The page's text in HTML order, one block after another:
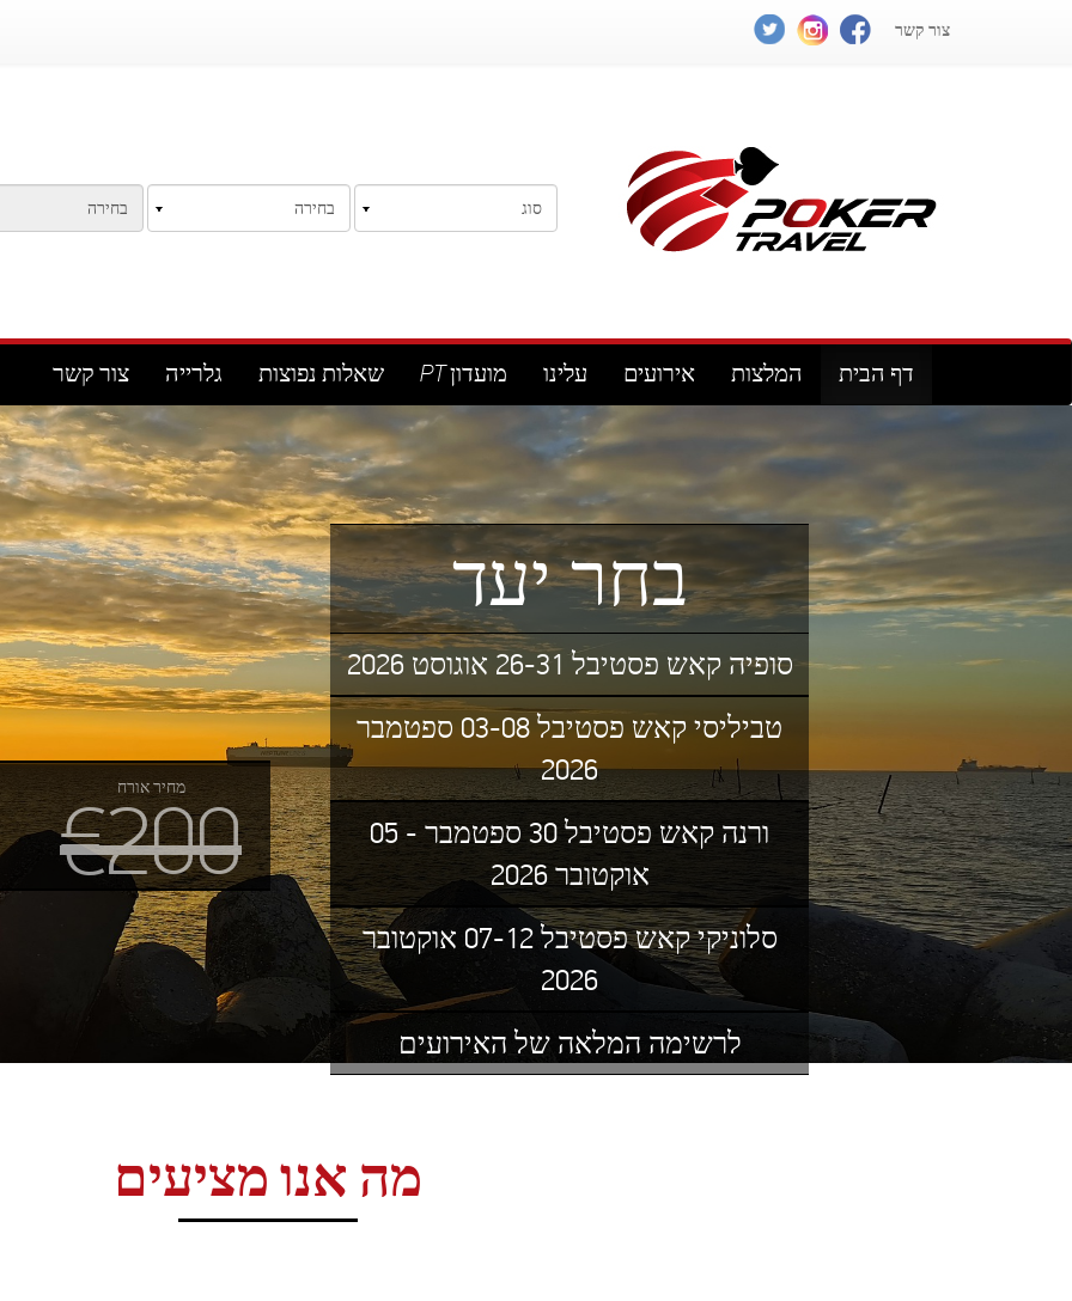
צור קשר
דף הבית המלצות אירועים עלינו מועדון PT שאלות נפוצות גלרייה צור קשר
בחר יעד
סופיה קאש פסטיבל 26-31 אוגוסט 2026
טביליסי קאש פסטיבל 03-08 ספטמבר
2026
ורנה קאש פסטיבל 30 ספטמבר - 05
אוקטובר 2026
מחיר אורח
€200
סלוניקי קאש פסטיבל 07-12 אוקטובר
2026
לרשימה המלאה של האירועים
מה אנו מציעים